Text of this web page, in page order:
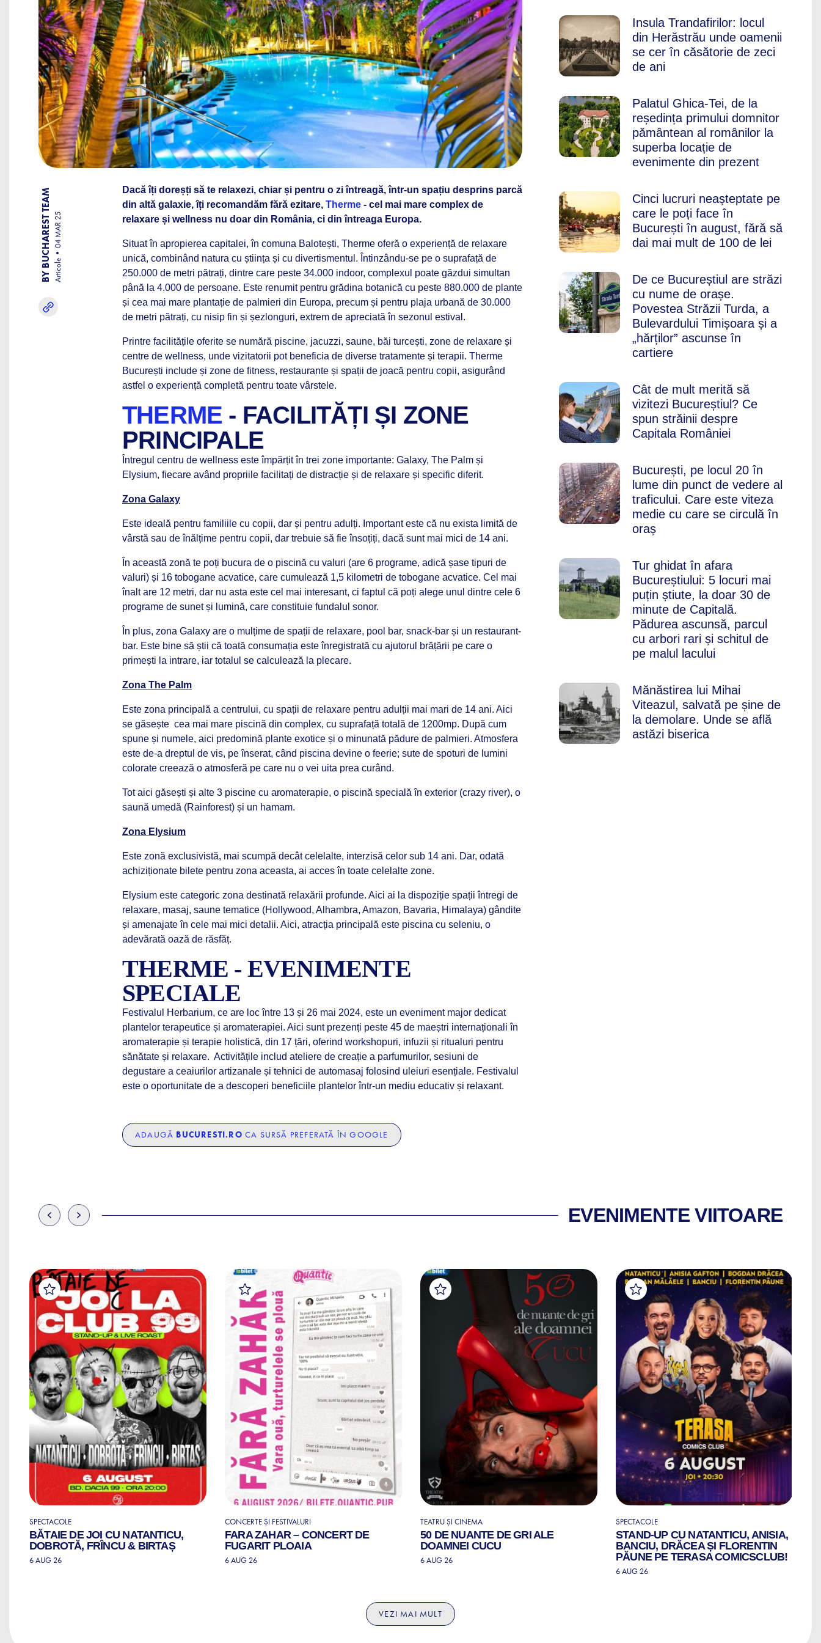
BY BUCHAREST TEAM Articole
04 MAR 25
Dacă îți doreșți să te relaxezi, chiar și pentru o zi întreagă, într-un spațiu desprins parcă
din altă galaxie, îți recomandăm fără ezitare, Therme - cel mai mare complex de
relaxare și wellness nu doar din România, ci din întreaga Europa.
Situat în apropierea capitalei, în comuna Balotești, Therme oferă o experiență de relaxare
unică, combinând natura cu știința și cu divertismentul. Întinzându-se pe o suprafață de
250.000 de metri pătrați, dintre care peste 34.000 indoor, complexul poate găzdui simultan
până la 4.000 de persoane. Este renumit pentru grădina botanică cu peste 880.000 de plante
și cea mai mare plantație de palmieri din Europa, precum și pentru plaja urbană de 30.000
de metri pătrați, cu nisip fin și șezlonguri, extrem de apreciată în sezonul estival.
Printre facilitățile oferite se numără piscine, jacuzzi, saune, băi turcești, zone de relaxare și
centre de wellness, unde vizitatorii pot beneficia de diverse tratamente și terapii. Therme
București include și zone de fitness, restaurante și spații de joacă pentru copii, asigurând
astfel o experiență completă pentru toate vârstele.
THERME - FACILITĂȚI ȘI ZONE
PRINCIPALE
Întregul centru de wellness este împărțit în trei zone importante: Galaxy, The Palm și
Elysium, fiecare având propriile facilitați de distracție și de relaxare și specific diferit.
Zona Galaxy
Este ideală pentru familiile cu copii, dar și pentru adulți. Important este că nu exista limită de
vârstă sau de înălțime pentru copii, dar trebuie să fie însoțiți, dacă sunt mai mici de 14 ani.
În această zonă te poți bucura de o piscină cu valuri (are 6 programe, adică șase tipuri de
valuri) și 16 tobogane acvatice, care cumulează 1,5 kilometri de tobogane acvatice. Cel mai
înalt are 12 metri, dar nu asta este cel mai interesant, ci faptul că poți alege unul dintre cele 6
programe de sunet și lumină, care constituie fundalul sonor.
În plus, zona Galaxy are o mulțime de spații de relaxare, pool bar, snack-bar și un restaurant-
bar. Este bine să știi că toată consumația este înregistrată cu ajutorul brățării pe care o
primești la intrare, iar totalul se calculează la plecare.
Zona The Palm
Este zona principală a centrului, cu spații de relaxare pentru adulții mai mari de 14 ani. Aici
se găsește cea mai mare piscină din complex, cu suprafață totală de 1200mp. După cum
spune și numele, aici predomină plante exotice și o minunată pădure de palmieri. Atmosfera
este de-a dreptul de vis, pe înserat, când piscina devine o feerie; sute de spoturi de lumini
colorate creează o atmosferă pe care nu o vei uita prea curând.
Tot aici găsești și alte 3 piscine cu aromaterapie, o piscină specială în exterior (crazy river), o
saună umedă (Rainforest) și un hamam.
Zona Elysium
Este zonă exclusivistă, mai scumpă decât celelalte, interzisă celor sub 14 ani. Dar, odată
achiziționate bilete pentru zona aceasta, ai acces în toate celelalte zone.
Elysium este categoric zona destinată relaxării profunde. Aici ai la dispoziție spații întregi de
relaxare, masaj, saune tematice (Hollywood, Alhambra, Amazon, Bavaria, Himalaya) gândite
și amenajate în cele mai mici detalii. Aici, atracția principală este piscina cu seleniu, o
adevărată oază de răsfăț.
THERME - EVENIMENTE
SPECIALE
Festivalul Herbarium, ce are loc între 13 și 26 mai 2024, este un eveniment major dedicat
plantelor terapeutice și aromaterapiei. Aici sunt prezenți peste 45 de maeștri internaționali în
aromaterapie și terapie holistică, din 17 țări, oferind workshopuri, infuzii și ritualuri pentru
sănătate și relaxare. Activitățile includ ateliere de creație a parfumurilor, sesiuni de
degustare a ceaiurilor artizanale și tehnici de automasaj folosind uleiuri esențiale. Festivalul
este o oportunitate de a descoperi beneficiile plantelor într-un mediu educativ și relaxant.
ADAUGĂ BUCURESTI.RO CA SURSĂ PREFERATĂ ÎN GOOGLE
Insula Trandafirilor: locul
din Herăstrău unde oamenii
se cer în căsătorie de zeci
de ani
Palatul Ghica-Tei, de la
reședința primului domnitor
pământean al românilor la
superba locație de
evenimente din prezent
Cinci lucruri neașteptate pe
care le poți face în
București în august, fără să
dai mai mult de 100 de lei
De ce Bucureștiul are străzi
cu nume de orașe.
Povestea Străzii Turda, a
Bulevardului Timișoara și a
„hărților” ascunse în
cartiere
Cât de mult merită să
vizitezi Bucureștiul? Ce
spun străinii despre
Capitala României
București, pe locul 20 în
lume din punct de vedere al
traficului. Care este viteza
medie cu care se circulă în
oraș
Tur ghidat în afara
Bucureștiului: 5 locuri mai
puțin știute, la doar 30 de
minute de Capitală.
Pădurea ascunsă, parcul
cu arbori rari și schitul de
pe malul lacului
Mănăstirea lui Mihai
Viteazul, salvată pe șine de
la demolare. Unde se află
astăzi biserica
EVENIMENTE VIITOARE
SPECTACOLE
BĂTAIE DE JOI CU NATANTICU,
DOBROTĂ, FRÎNCU & BIRTAȘ
6 AUG 26
CONCERTE ȘI FESTIVALURI
FARA ZAHAR – CONCERT DE
FUGARIT PLOAIA
6 AUG 26
TEATRU ȘI CINEMA
50 DE NUANTE DE GRI ALE
DOAMNEI CUCU
6 AUG 26
SPECTACOLE
STAND-UP CU NATANTICU, ANISIA,
BANCIU, DRĂCEA ȘI FLORENTIN
PĂUNE PE TERASA COMICSCLUB!
6 AUG 26
VEZI MAI MULT